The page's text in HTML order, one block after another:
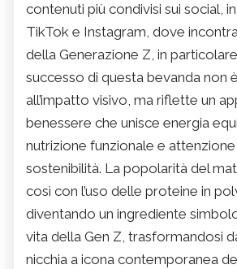
contenuti più condivisi sui social,
TikTok e Instagram, dove
della Generazione Z, in
successo di questa bevanda non
all’impatto visivo, ma riflette un
benessere che unisce energia
nutrizione funzionale e
sostenibilità. La popolarità del
così con l’uso delle proteine in
diventando un ingrediente
vita della Gen Z, trasformandosi
nicchia a icona contemporanea